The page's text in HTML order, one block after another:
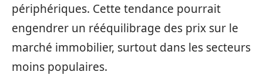
périphériques. Cette tendance pourrait
engendrer un rééquilibrage des prix sur le
marché immobilier, surtout dans les secteurs
moins populaires.